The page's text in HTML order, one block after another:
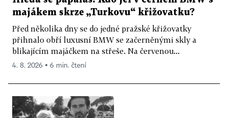
majákem skrze „Turkovu“ křižovatku?
Před několika dny se do jedné pražské křižovatky
přihnalo obří luxusní BMW se začerněnými skly a
blikajícím majáčkem na střeše. Na červenou...
4. 8. 2026 ▪ 6 min. čtení